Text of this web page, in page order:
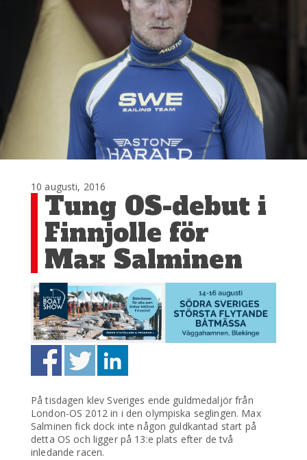
10 augusti, 2016
Tung OS-debut i
Finnjolle för
Max Salminen
På tisdagen klev Sveriges ende guldmedaljör från
London-OS 2012 in i den olympiska seglingen. Max
Salminen fick dock inte någon guldkantad start på
detta OS och ligger på 13:e plats efter de två
inledande racen.